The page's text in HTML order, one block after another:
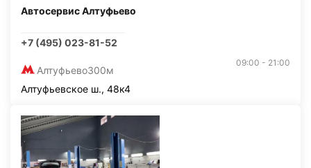
Автосервис Алтуфьево
+7 (495) 023-81-52
Алтуфьево300м
09:00 - 21:00
Алтуфьевское ш., 48к4